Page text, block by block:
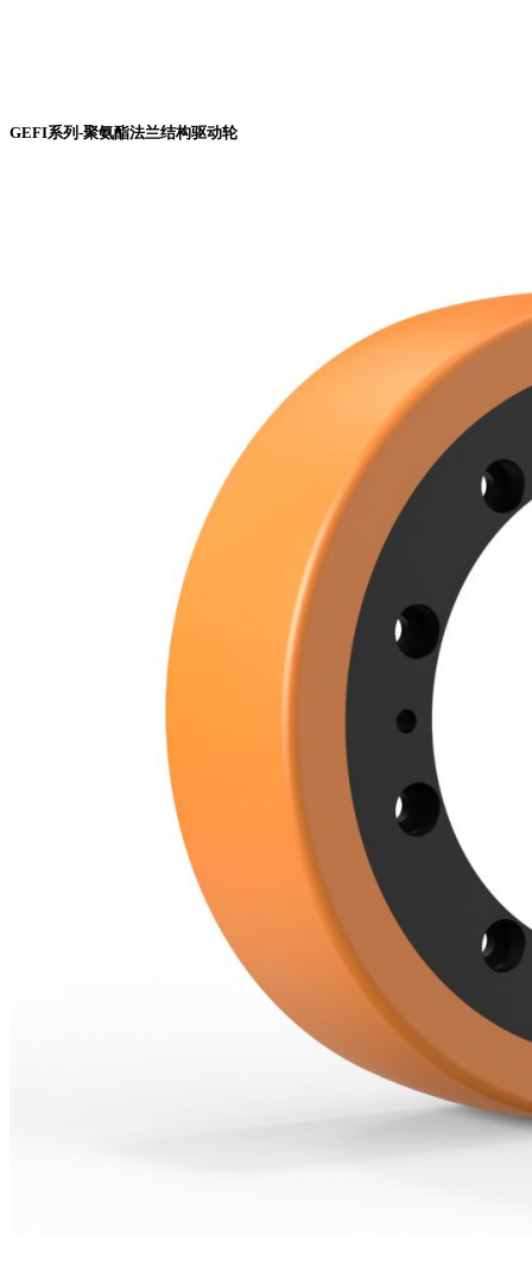
GEFI系列-聚氨酯法兰结构驱动轮